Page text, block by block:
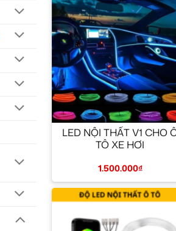
+
LED NỘI THẤT V1 CHO
TÔ XE HƠI
1.500.000₫